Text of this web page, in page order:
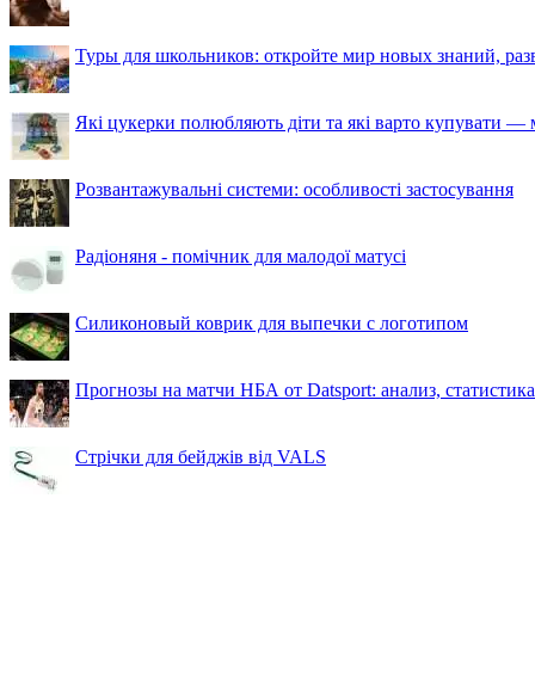
Туры для школьников: откройте мир новых знаний,
Які цукерки полюбляють діти та які варто купувати —
Розвантажувальні системи: особливості застосування
Радіоняня - помічник для малодої матусі
Силиконовый коврик для выпечки с логотипом
Прогнозы на матчи НБА от Datsport: анализ,
Стрічки для бейджів від VALS